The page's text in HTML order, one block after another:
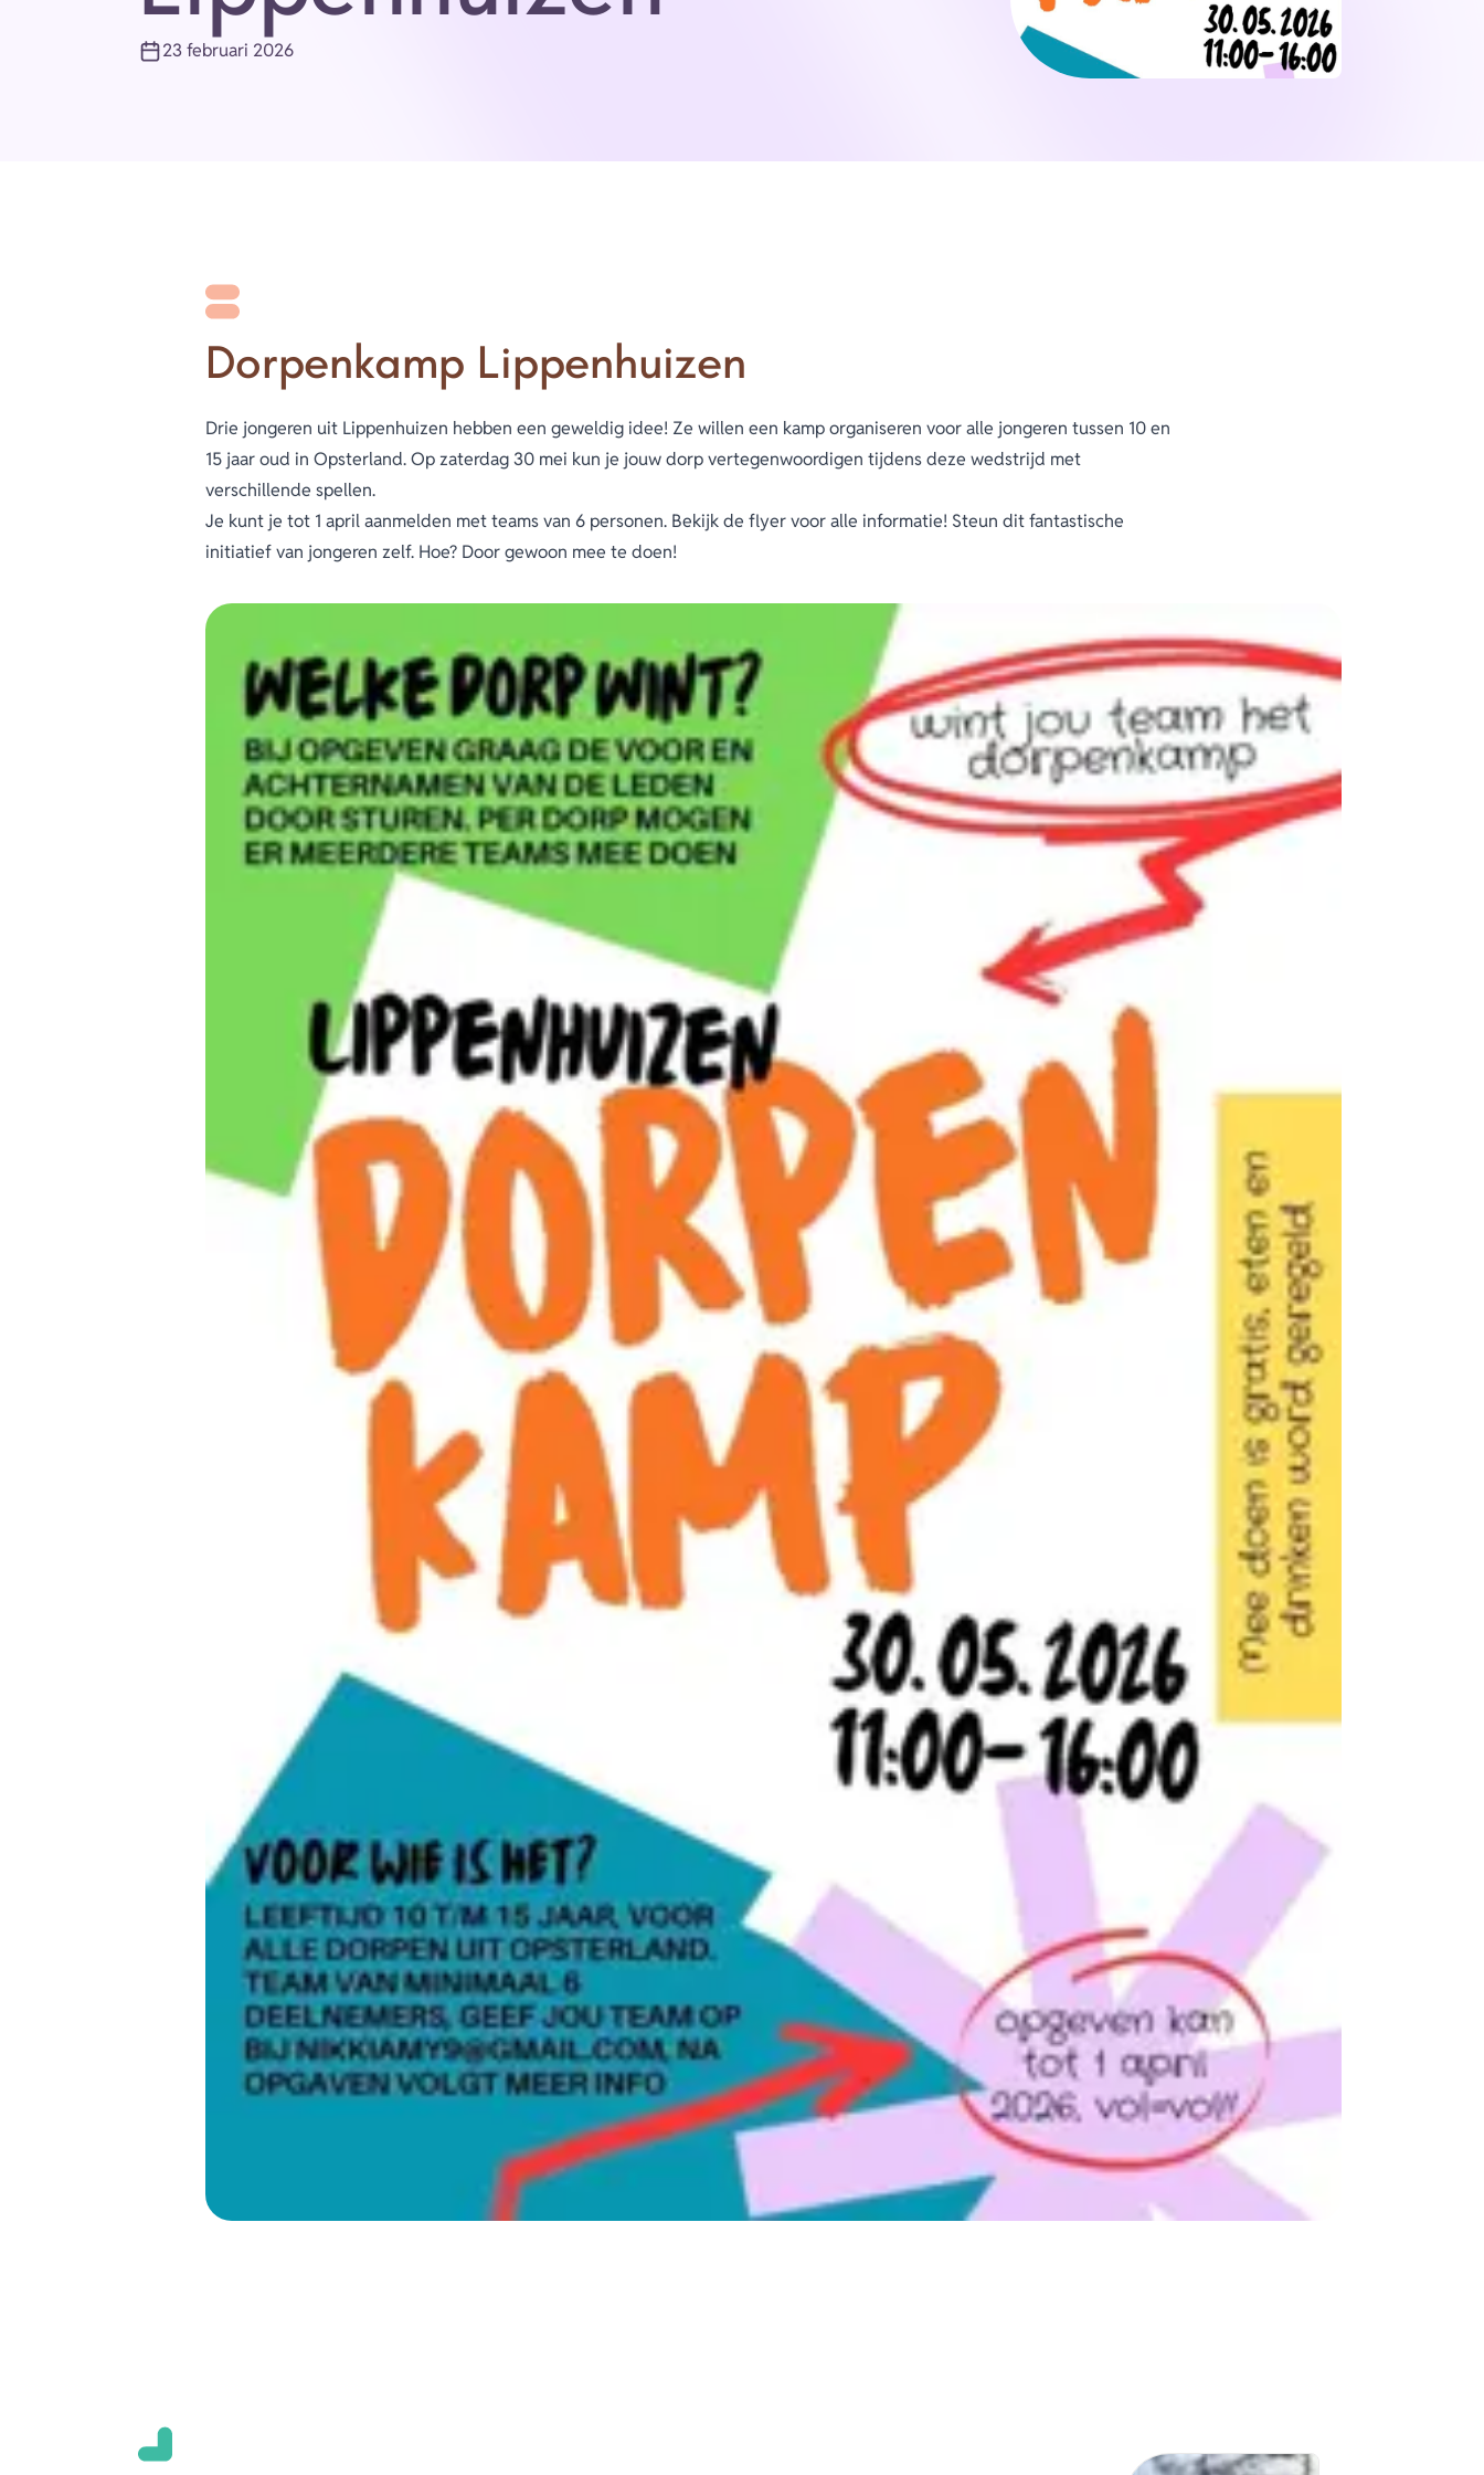
Publicatiedatum
23 februari 2026
Dorpenkamp Lippenhuizen
Drie jongeren uit Lippenhuizen hebben een geweldig idee! Ze willen een kamp organiseren voor alle jongeren tussen 10 en
15 jaar oud in Opsterland. Op zaterdag 30 mei kun je jouw dorp vertegenwoordigen tijdens deze wedstrijd met
verschillende spellen.
Je kunt je tot 1 april aanmelden met teams van 6 personen. Bekijk de flyer voor alle informatie! Steun dit fantastische
initiatief van jongeren zelf. Hoe? Door gewoon mee te doen!